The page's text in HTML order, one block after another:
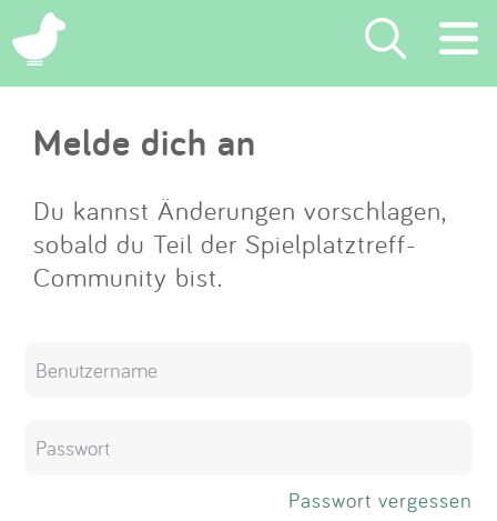
×
Suchen
Eintragen
App
Impressum
Melde dich an
Du kannst Änderungen vorschlagen,
sobald du Teil der Spielplatztreff-
Community bist.
Passwort vergessen